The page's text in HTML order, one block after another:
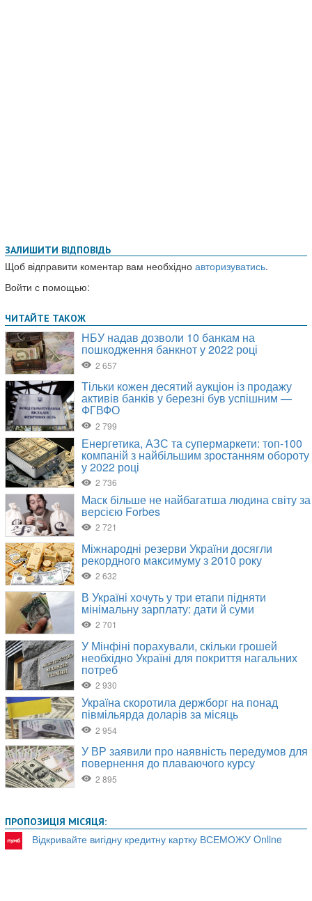
ЗАЛИШИТИ ВІДПОВІДЬ
Щоб відправити коментар вам необхідно авторизуватись.
Войти с помощью:
ПРОПОЗИЦІЯ МІСЯЦЯ:
Відкривайте вигідну кредитну картку ВСЕМОЖУ Online